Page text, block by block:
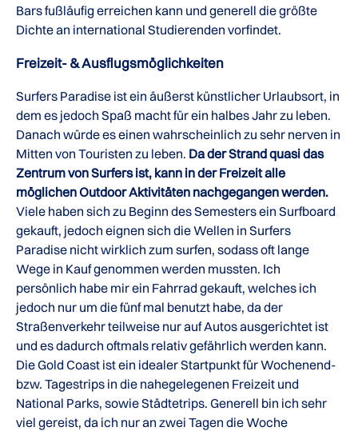
Bars fußläufig erreichen kann und generell die größte
Dichte an international Studierenden vorfindet.
Freizeit- & Ausflugsmöglichkeiten
Surfers Paradise ist ein äußerst künstlicher Urlaubsort, in
dem es jedoch Spaß macht für ein halbes Jahr zu leben.
Danach würde es einen wahrscheinlich zu sehr nerven in
Mitten von Touristen zu leben. Da der Strand quasi das
Zentrum von Surfers ist, kann in der Freizeit alle
möglichen Outdoor Aktivitäten nachgegangen werden.
Viele haben sich zu Beginn des Semesters ein Surfboard
gekauft, jedoch eignen sich die Wellen in Surfers
Paradise nicht wirklich zum surfen, sodass oft lange
Wege in Kauf genommen werden mussten. Ich
persönlich habe mir ein Fahrrad gekauft, welches ich
jedoch nur um die fünf mal benutzt habe, da der
Straßenverkehr teilweise nur auf Autos ausgerichtet ist
und es dadurch oftmals relativ gefährlich werden kann.
Die Gold Coast ist ein idealer Startpunkt für Wochenend-
bzw. Tagestrips in die nahegelegenen Freizeit und
National Parks, sowie Städtetrips. Generell bin ich sehr
viel gereist, da ich nur an zwei Tagen die Woche